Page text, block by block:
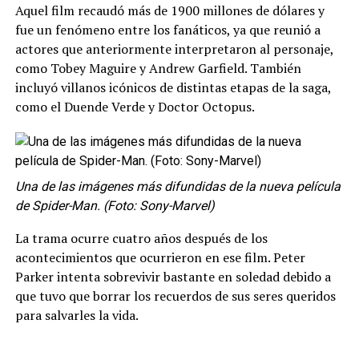
Aquel film recaudó más de 1900 millones de dólares y
fue un fenómeno entre los fanáticos, ya que reunió a
actores que anteriormente interpretaron al personaje,
como Tobey Maguire y Andrew Garfield. También
incluyó villanos icónicos de distintas etapas de la saga,
como el Duende Verde y Doctor Octopus.
Una de las imágenes más difundidas de la nueva película
de Spider-Man. (Foto: Sony-Marvel)
La trama ocurre cuatro años después de los
acontecimientos que ocurrieron en ese film. Peter
Parker intenta sobrevivir bastante en soledad debido a
que tuvo que borrar los recuerdos de sus seres queridos
para salvarles la vida.